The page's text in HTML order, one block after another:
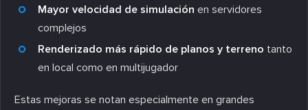
Mayor velocidad de simulación en servidores
complejos
Renderizado más rápido de planos y terreno tanto
en local como en multijugador
Estas mejoras se notan especialmente en grandes